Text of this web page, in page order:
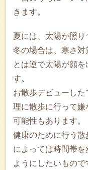
きます。
夏には、太陽が照り
冬の場合は、寒さ
とは逆で太陽が顔
す。
お散歩デビューし
理に散歩に行って
可能性もあります。
健康のために行う
によっては時間帯
ようにしたいもので